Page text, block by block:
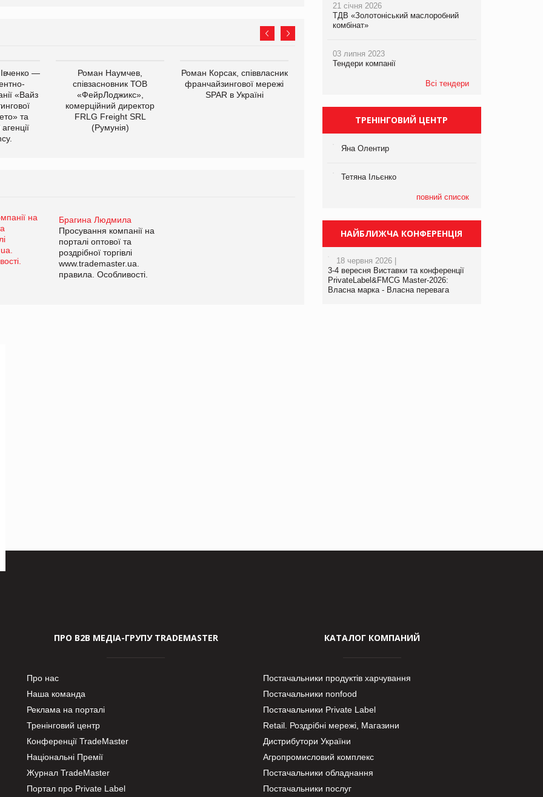
—
«Вайз
та
Роман Наумчев,
співзасновник ТОВ
«ФейрЛоджикс»,
комерційний директор
FRLG Freight SRL
(Румунія)
Роман Корсак, співвласник
франчайзингової мережі
SPAR в Україні
виробництва
компанії «УкраМарин»
Брагина Людмила
Просування компанії на
порталі оптової та
роздрібної торгівлі
www.trademaster.ua.
правила. Особливості.
Брагина Людмила
Просування компанії на
www.trademaster.ua.
правила. Особливості.
21 січня 2026
ТДВ «Золотоніський маслоробний
комбінат»
03 липня 2023
Тендери компанії
Всі тендери
ТРЕНІНГОВИЙ ЦЕНТР
Яна Олентир
Тетяна Ільєнко
повний список
НАЙБЛИЖЧА КОНФЕРЕНЦІЯ
18 червня 2026 |
3-4 вересня Виставки та конференції
PrivateLabel&FMCG Master-2026:
Власна марка - Власна перевага
ПРО В2В МЕДІА-ГРУПУ TRADEMASTER
Про нас
Наша команда
Реклама на порталі
Тренінговий центр
Конференції TradeMaster
Національні Премії
Журнал TradeMaster
Портал про Private Label
КАТАЛОГ КОМПАНИЙ
Постачальники продуктів харчування
Постачальники nonfood
Постачальники Private Label
Retail. Роздрібні мережі, Магазини
Дистрибутори України
Агропромисловий комплекс
Постачальники обладнання
Постачальники послуг